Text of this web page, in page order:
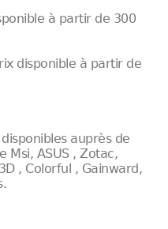
à partir de 300
disponible à partir de
auprès de
Msi, ASUS , Zotac,
, Colorful , Gainward,